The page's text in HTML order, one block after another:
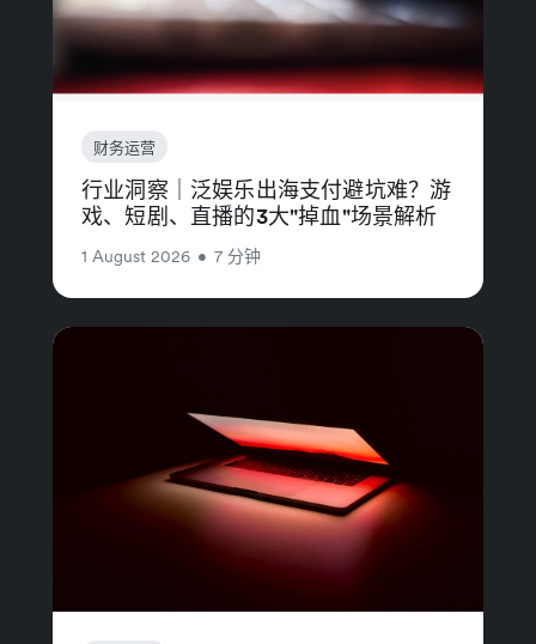
财务运营
行业洞察｜泛娱乐出海支付避坑难？游
戏、短剧、直播的3大"掉血"场景解析
1 August 2026 • 7 分钟